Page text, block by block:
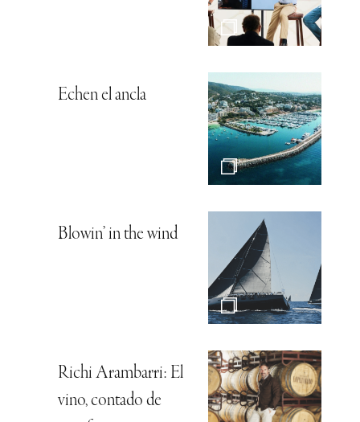
Echen el ancla
Blowin’ in the wind
Richi Arambarri: El
vino, contado de